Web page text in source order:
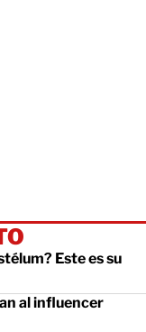
Este es su
al influencer